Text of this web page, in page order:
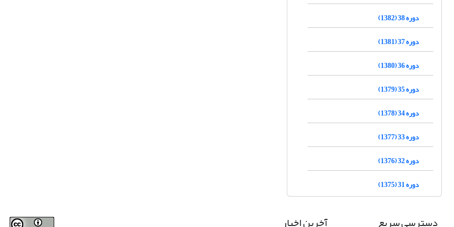
دوره 38 (1382)
دوره 37 (1381)
دوره 36 (1380)
دوره 35 (1379)
دوره 34 (1378)
دوره 33 (1377)
دوره 32 (1376)
دوره 31 (1375)
دسترسی سریع آخرین اخبار